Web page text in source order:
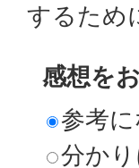
するため
感想を
参考
分か